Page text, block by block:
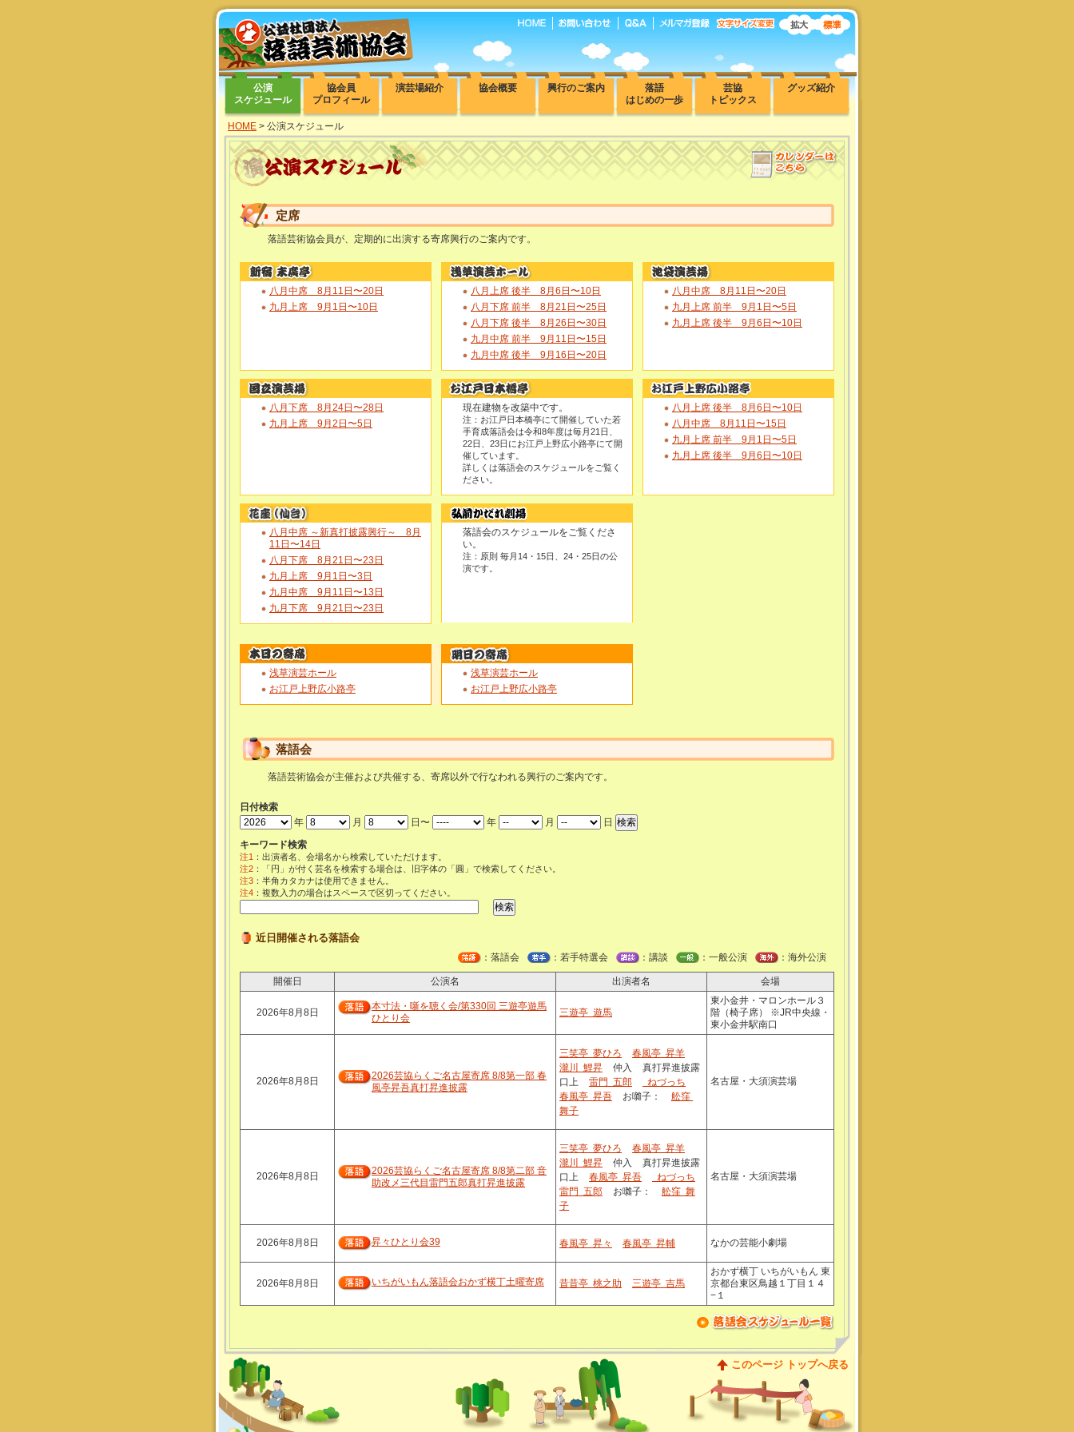
公演
スケジュール
協会員
プロフィール
演芸場紹介 協会概要 興行のご案内
落語
はじめの一歩
芸協
トピックス
グッズ紹介
HOME > 公演スケジュール
定席
落語芸術協会員が、定期的に出演する寄席興行のご案内です。
八月中席 8月11日〜20日
九月上席 9月1日〜10日
八月上席 後半 8月6日〜10日
八月下席 前半 8月21日〜25日
八月下席 後半 8月26日〜30日
九月中席 前半 9月11日〜15日
九月中席 後半 9月16日〜20日
八月中席 8月11日〜20日
九月上席 前半 9月1日〜5日
九月上席 後半 9月6日〜10日
八月下席 8月24日〜28日
九月上席 9月2日〜5日
現在建物を改築中です。
注：お江戸日本橋亭にて開催していた若
手育成落語会は令和8年度は毎月21日、
22日、23日にお江戸上野広小路亭にて開
催しています。
詳しくは落語会のスケジュールをご覧く
ださい。
八月上席 後半 8月6日〜10日
八月中席 8月11日〜15日
九月上席 前半 9月1日〜5日
九月上席 後半 9月6日〜10日
八月中席 ～新真打披露興行～ 8月
11日〜14日
八月下席 8月21日〜23日
九月上席 9月1日〜3日
九月中席 9月11日〜13日
九月下席 9月21日〜23日
落語会のスケジュールをご覧くださ
い。
注：原則 毎月14・15日、24・25日の公
演です。
浅草演芸ホール
お江戸上野広小路亭
浅草演芸ホール
お江戸上野広小路亭
落語会
落語芸術協会が主催および共催する、寄席以外で行なわれる興行のご案内です。
日付検索
年
月 日〜 年 月
日
キーワード検索
注1 ：出演者名、会場名から検索していただけます。
注2 ：「円」が付く芸名を検索する場合は、旧字体の「圓」で検索してください。
注3 ：半角カタカナは使用できません。
注4 ：複数入力の場合はスペースで区切ってください。
近日開催される落語会
：落語会 ：若手特選会 ：講談 ：一般公演 ：海外公演
開催日 公演名 出演者名 会場
2026年8月8日
本寸法・噺を聴く会/第330回 三遊亭遊馬
ひとり会
三遊亭 遊馬
東小金井・マロンホール３
階（椅子席） ※JR中央線・
東小金井駅南口
2026年8月8日
2026芸協らくご名古屋寄席 8/8第一部 春
風亭昇吾真打昇進披露
三笑亭 夢ひろ
春風亭 昇羊
瀧川 鯉昇
仲入
真打昇進披露
口上
雷門 五郎
ねづっち
春風亭 昇吾
お囃子：
舩窪
舞子
名古屋・大須演芸場
2026年8月8日
2026芸協らくご名古屋寄席 8/8第二部 音
助改メ三代目雷門五郎真打昇進披露
三笑亭 夢ひろ
春風亭 昇羊
瀧川 鯉昇
仲入
真打昇進披露
口上
春風亭 昇吾
ねづっち
雷門 五郎
お囃子：
舩窪 舞
子
名古屋・大須演芸場
2026年8月8日 昇々ひとり会39 春風亭 昇々 春風亭 昇輔 なかの芸能小劇場
2026年8月8日 いちがいもん落語会おかず横丁土曜寄席 昔昔亭 桃之助 三遊亭 吉馬
おかず横丁 いちがいもん 東
京都台東区鳥越１丁目１４
−１
このページ トップへ戻る